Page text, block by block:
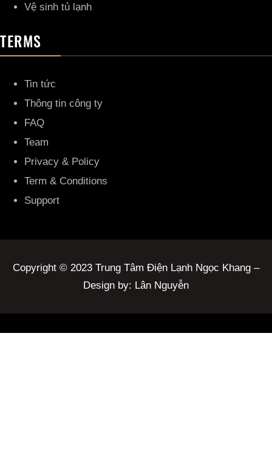
Vệ sinh tủ lạnh
TERMS
Tin tức
Thông tin công ty
FAQ
Team
Privacy & Policy
Term & Conditions
Support
Copyright © 2023 Trung Tâm Điện Lạnh Ngọc Khang –
Design by: Lân Nguyễn